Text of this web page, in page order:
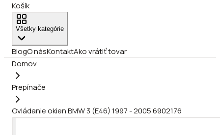
Košík
Všetky kategórie
BlogO násKontaktAko vrátiť tovar
Domov
Prepínače
Ovládanie okien BMW 3 (E46) 1997 - 2005 6902176